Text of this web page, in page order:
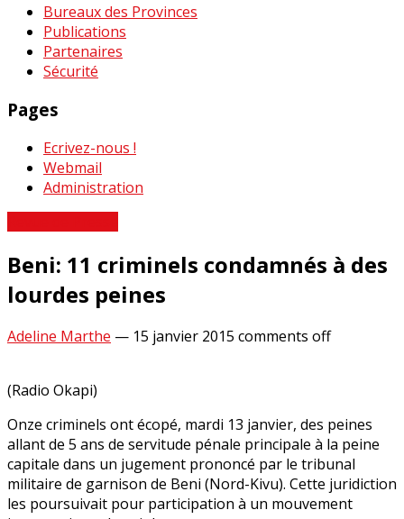
Bureaux des Provinces
Publications
Partenaires
Sécurité
Pages
Ecrivez-nous !
Webmail
Administration
Beni: 11 criminels condamnés à des
lourdes peines
Adeline Marthe — 15 janvier 2015 comments off
(Radio Okapi)
Onze criminels ont écopé, mardi 13 janvier, des peines
allant de 5 ans de servitude pénale principale à la peine
capitale dans un jugement prononcé par le tribunal
militaire de garnison de Beni (Nord-Kivu). Cette juridiction
les poursuivait pour participation à un mouvement